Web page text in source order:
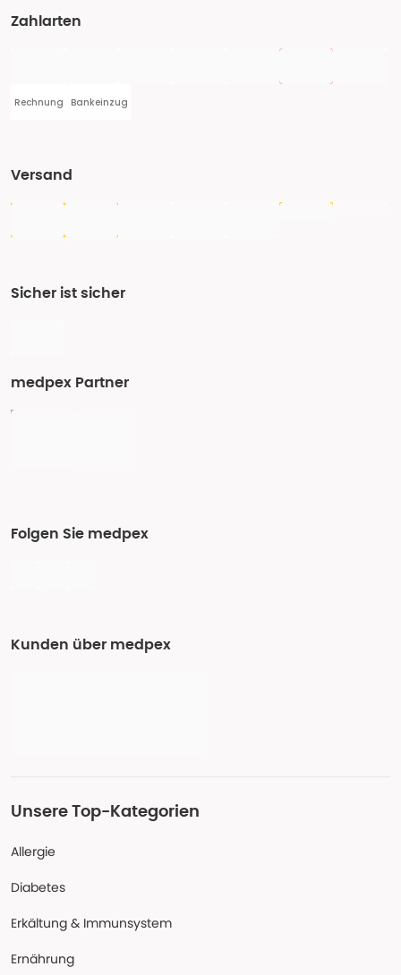
Zahlarten
Rechnung Bankeinzug
Versand
Sicher ist sicher
medpex Partner
Folgen Sie medpex
Kunden über medpex
Unsere Top-Kategorien
Allergie
Diabetes
Erkältung & Immunsystem
Ernährung